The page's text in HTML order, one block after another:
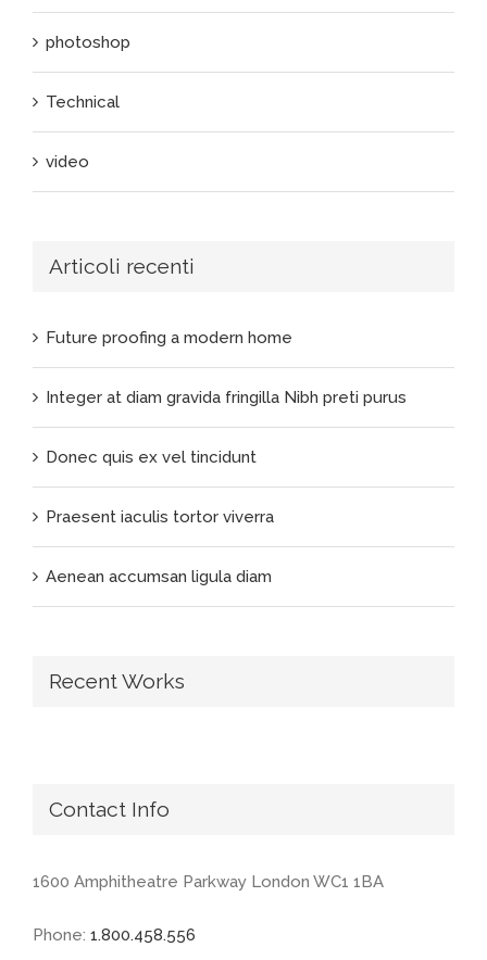
photoshop
Technical
video
Articoli recenti
Future proofing a modern home
Integer at diam gravida fringilla Nibh preti purus
Donec quis ex vel tincidunt
Praesent iaculis tortor viverra
Aenean accumsan ligula diam
Recent Works
Contact Info
1600 Amphitheatre Parkway London WC1 1BA
Phone: 1.800.458.556